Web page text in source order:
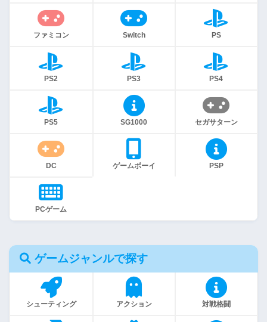
ファミコン Switch PS
PS2 PS3 PS4
PS5 SG1000 セガサターン
DC ゲームボーイ PSP
PCゲーム
ゲームジャンルで探す
シューティング アクション 対戦格闘